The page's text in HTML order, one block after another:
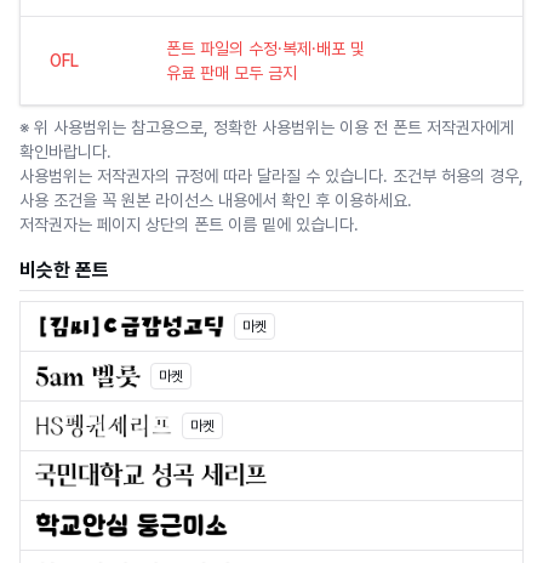
OFL
폰트 파일의 수정·복제·배포 및
유료 판매 모두 금지
※ 위 사용범위는 참고용으로, 정확한 사용범위는 이용 전 폰트 저작권자에게
확인바랍니다.
사용범위는 저작권자의 규정에 따라 달라질 수 있습니다. 조건부 허용의 경우,
사용 조건을 꼭 원본 라이선스 내용에서 확인 후 이용하세요.
저작권자는 페이지 상단의 폰트 이름 밑에 있습니다.
비슷한 폰트
마켓
마켓
마켓